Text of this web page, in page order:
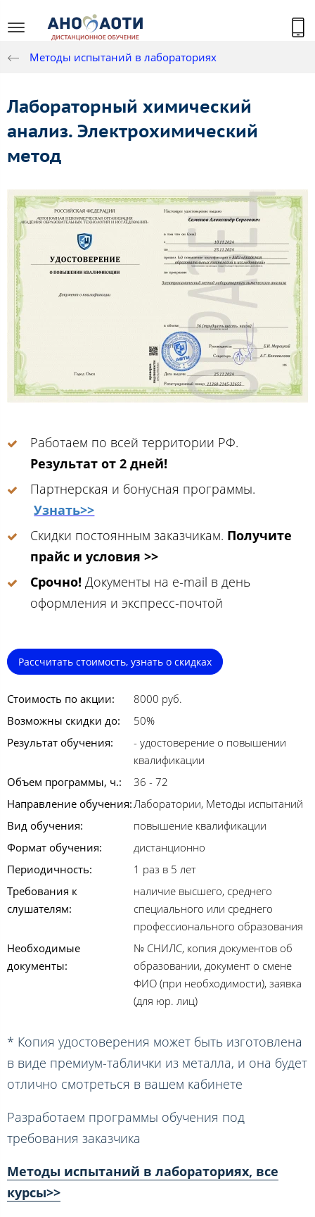
Методы испытаний в лабораториях
Лабораторный химический
анализ. Электрохимический
метод
Работаем по всей территории РФ.
Результат от 2 дней!
Партнерская и бонусная программы.
Узнать>>
Скидки постоянным заказчикам. Получите
прайс и условия >>
Срочно! Документы на e-mail в день
оформления и экспресс-почтой
Рассчитать стоимость, узнать о скидках
Стоимость по акции:
8000 руб.
Возможны скидки до:
50%
Результат обучения:
- удостоверение о повышении
квалификации
Объем программы, ч.:
36 - 72
Направление обучения:Лаборатории, Методы испытаний
Вид обучения:
повышение квалификации
Формат обучения:
дистанционно
Периодичность:
1 раз в 5 лет
Требования к
слушателям:
наличие высшего, среднего
специального или среднего
профессионального образования
Необходимые
документы:
№ СНИЛС, копия документов об
образовании, документ о смене
ФИО (при необходимости), заявка
(для юр. лиц)
* Копия удостоверения может быть изготовлена
в виде премиум-таблички из металла, и она будет
отлично смотреться в вашем кабинете
Разработаем программы обучения под
требования заказчика
Методы испытаний в лабораториях, все
курсы>>